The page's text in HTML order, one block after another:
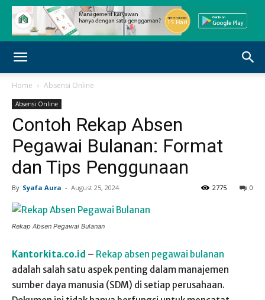
Home Absensi Online
Absensi Online
Contoh Rekap Absen
Pegawai Bulanan: Format
dan Tips Penggunaan
By Syafa Aura - August 25, 2024 0
2775
Rekap Absen Pegawai Bulanan
Kantorkita.co.id – Rekap absen pegawai bulanan
adalah salah satu aspek penting dalam manajemen
sumber daya manusia (SDM) di setiap perusahaan.